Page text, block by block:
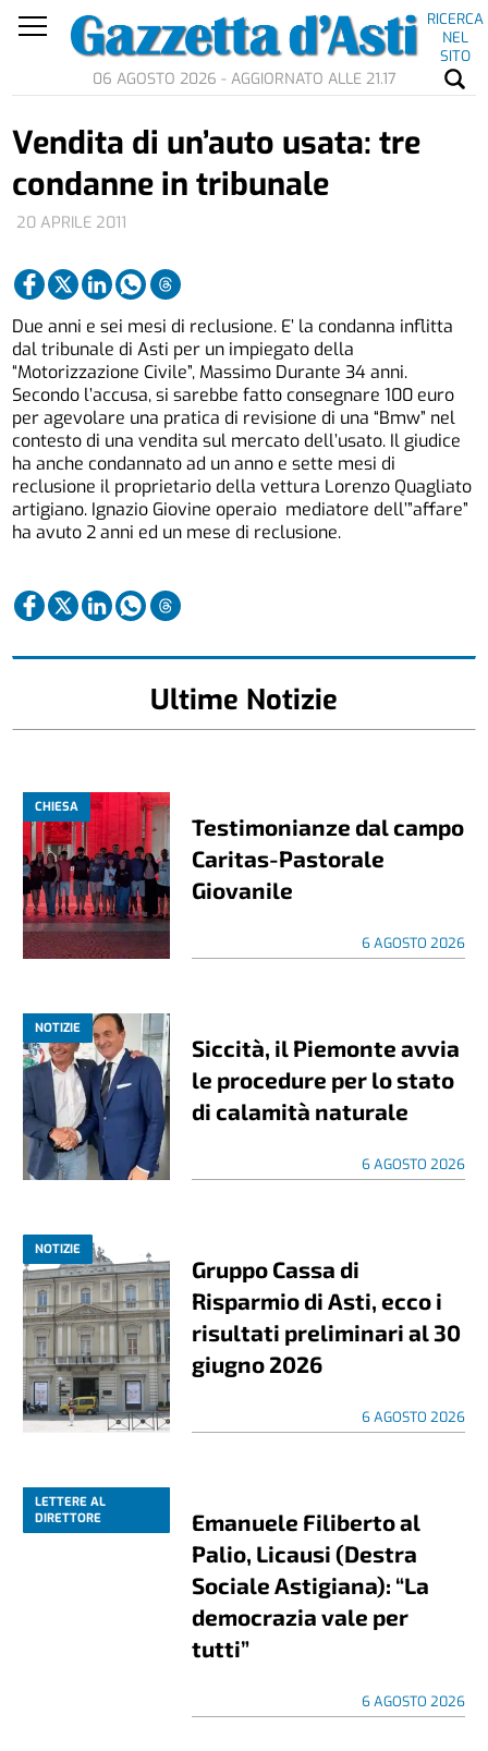
RICERCA
NEL
SITO
06 AGOSTO 2026 - AGGIORNATO ALLE 21.17
20 APRILE 2011
Vendita di un’auto usata: tre
condanne in tribunale
Due anni e sei mesi di reclusione. E’ la condanna inflitta
dal tribunale di Asti per un impiegato della
“Motorizzazione Civile”, Massimo Durante 34 anni.
Secondo l’accusa, si sarebbe fatto consegnare 100 euro
per agevolare una pratica di revisione di una “Bmw” nel
contesto di una vendita sul mercato dell’usato. Il giudice
ha anche condannato ad un anno e sette mesi di
reclusione il proprietario della vettura Lorenzo Quagliato
artigiano. Ignazio Giovine operaio mediatore dell’”affare”
ha avuto 2 anni ed un mese di reclusione.
Ultime Notizie
CHIESA
Testimonianze dal campo
Caritas-Pastorale
Giovanile
6 AGOSTO 2026
NOTIZIE
Siccità, il Piemonte avvia
le procedure per lo stato
di calamità naturale
6 AGOSTO 2026
NOTIZIE
Gruppo Cassa di
Risparmio di Asti, ecco i
risultati preliminari al 30
giugno 2026
6 AGOSTO 2026
LETTERE AL
DIRETTORE
Emanuele Filiberto al
Palio, Licausi (Destra
Sociale Astigiana): “La
democrazia vale per
tutti”
6 AGOSTO 2026